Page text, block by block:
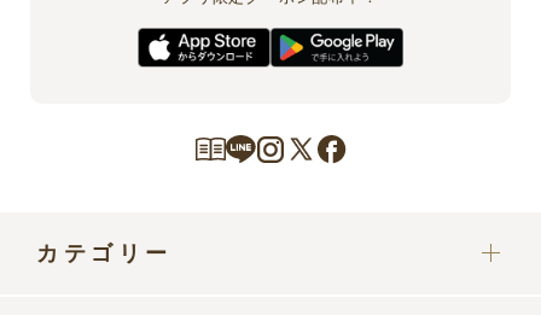
カテゴリー